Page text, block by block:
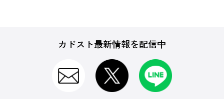
カドスト最新情報を配信中